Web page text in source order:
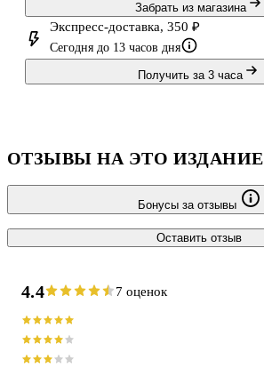
Забрать из магазина
Экспресс-доставка, 350 ₽
Сегодня до 13 часов дня
Получить за 3 часа
ОТЗЫВЫ НА ЭТО ИЗДАНИЕ
Бонусы за отзывы
Оставить отзыв
4.4 7 оценок